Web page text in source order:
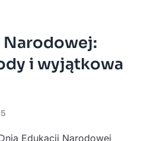
Narodowej:
i wyjątkowa
Edukacji Narodowej